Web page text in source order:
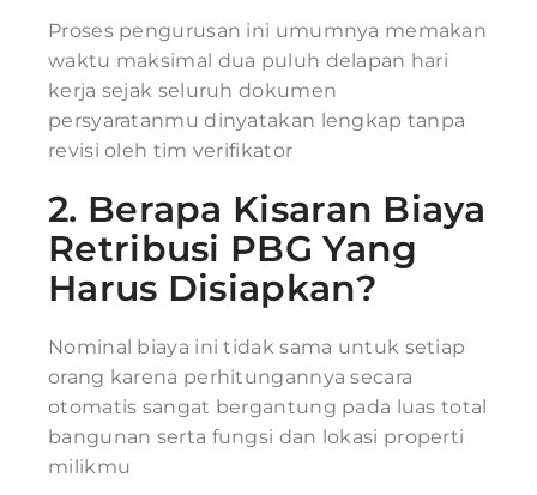
Proses pengurusan ini umumnya memakan
waktu maksimal dua puluh delapan hari
kerja sejak seluruh dokumen
persyaratanmu dinyatakan lengkap tanpa
revisi oleh tim verifikator
2. Berapa Kisaran Biaya
Retribusi PBG Yang
Harus Disiapkan?
Nominal biaya ini tidak sama untuk setiap
orang karena perhitungannya secara
otomatis sangat bergantung pada luas total
bangunan serta fungsi dan lokasi properti
milikmu